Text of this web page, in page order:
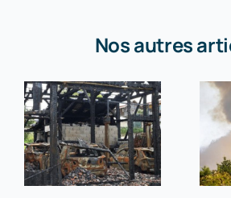
Nos autres